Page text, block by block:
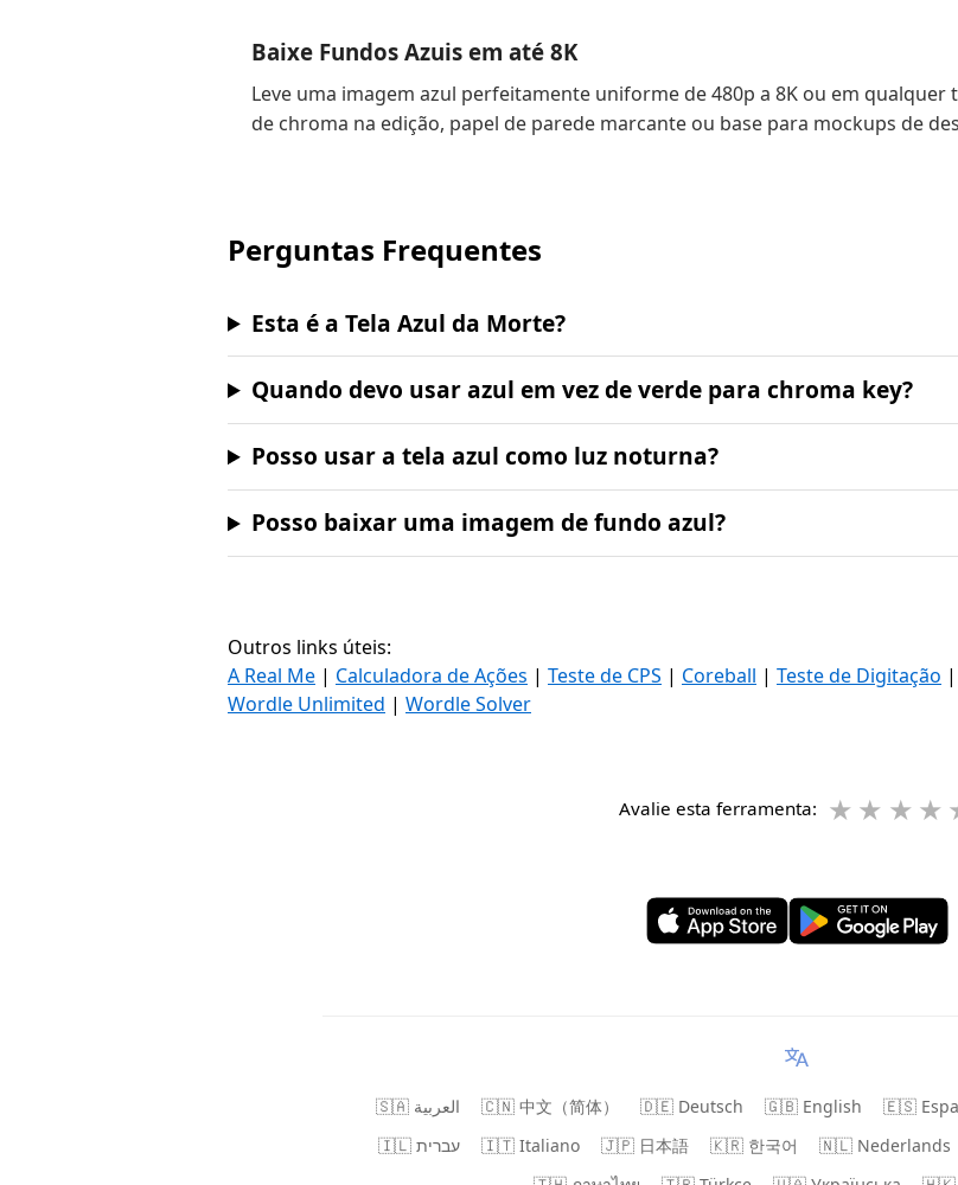
Baixe Fundos Azuis em até 8K
Leve uma imagem azul perfeitamente uniforme de 480p a 8K ou em
de chroma na edição, papel de parede marcante ou base para mockups de
Perguntas Frequentes
Esta é a Tela Azul da Morte?
Quando devo usar azul em vez de verde para chroma key?
Posso usar a tela azul como luz noturna?
Posso baixar uma imagem de fundo azul?
Outros links úteis:
A Real Me | Calculadora de Ações | Teste de CPS | Coreball | Teste de Digitação |
Wordle Unlimited | Wordle Solver
Avalie esta ferramenta: ★ ★ ★ ★
🇸🇦 العربية 🇨🇳 中文（简体） 🇩🇪 Deutsch 🇬🇧 English 🇪🇸
🇮🇱 עברית
🇮🇹 Italiano 🇯🇵 日本語 🇰🇷 한국어 🇳🇱 Nederlands